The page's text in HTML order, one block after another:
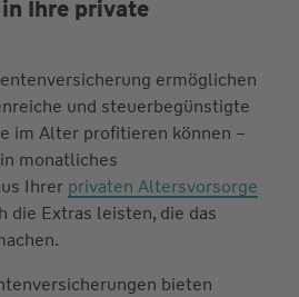
Ihre private
ermöglichen
und steuerbegünstigte
im Alter profitieren können –
monatliches
Ihrer privaten Altersvorsorge
die Extras leisten, die das
bieten